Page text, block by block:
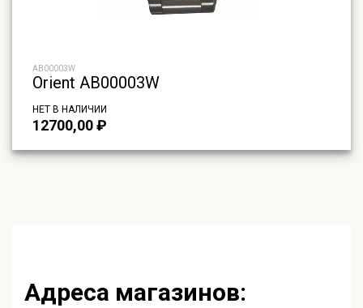
AB00003W
Orient AB00003W
НЕТ В НАЛИЧИИ
12700,00₽
Адреса магазинов: